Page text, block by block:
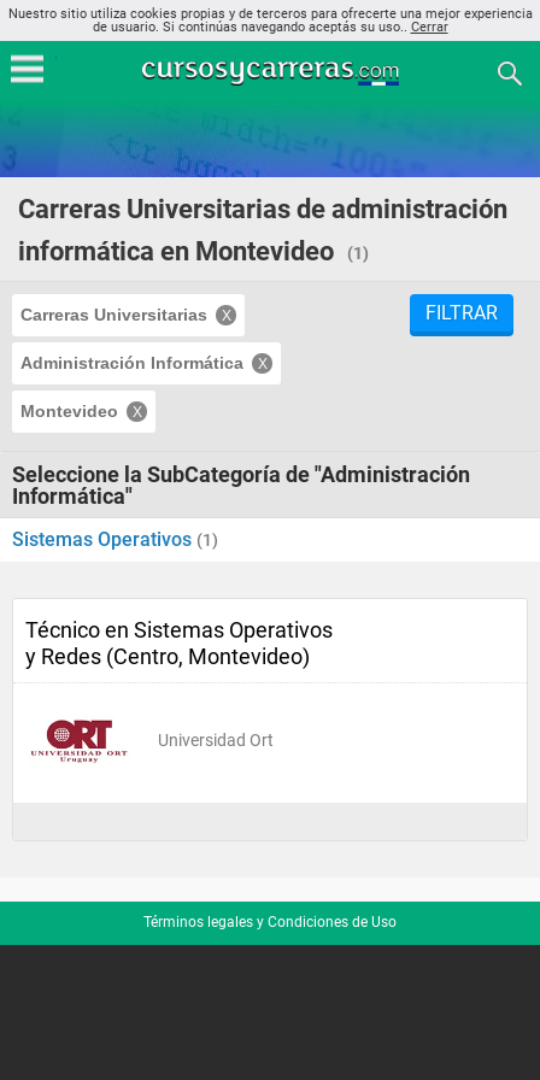
Nuestro sitio utiliza cookies propias y de terceros para ofrecerte una mejor experiencia
de usuario. Si continúas navegando aceptás su uso.. Cerrar
Carreras Universitarias de administración
informática en Montevideo
(1)
Carreras Universitarias
Administración Informática
Montevideo
FILTRAR
Seleccione la SubCategoría de "Administración
Informática"
Sistemas Operativos (1)
Técnico en Sistemas Operativos
y Redes (Centro, Montevideo)
Universidad Ort
Términos legales y Condiciones de Uso